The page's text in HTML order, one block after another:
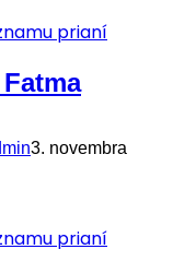
prianí
3. novembra
prianí